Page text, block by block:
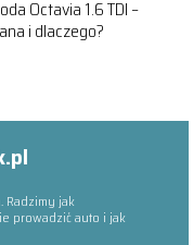
Octavia 1.6 TDI –
i dlaczego?
Radzimy jak
prowadzić auto i jak